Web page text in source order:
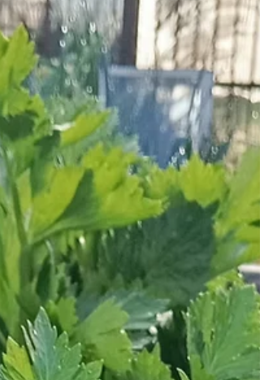
la Ruta de Boabdil y del legado cultural que aún res